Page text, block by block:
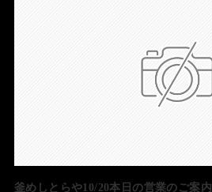
釜めしとらや10/20本日の営業のご案内